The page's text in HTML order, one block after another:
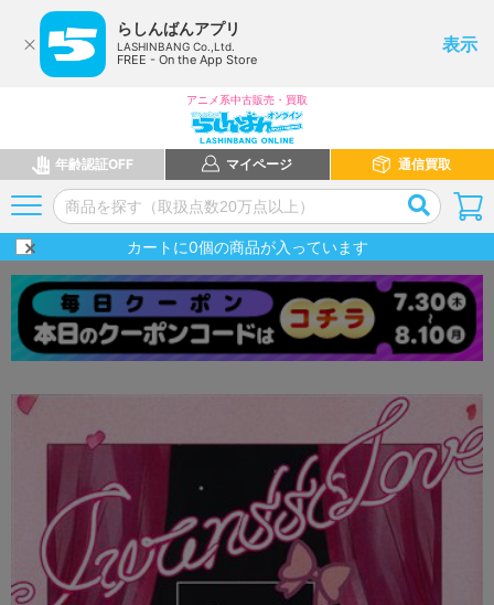
らしんばんアプリ
LASHINBANG Co.,Ltd.
FREE - On the App Store
表示
アニメ系中古販売・買取
年齢認証OFF マイページ 通信買取
カートに0個の商品が入っています